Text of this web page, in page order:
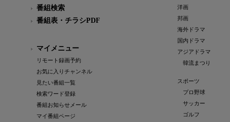
番組検索
番組表・チラシPDF
マイメニュー
リモート録画予約
お気に入りチャンネル
見たい番組一覧
検索ワード登録
番組お知らせメール
マイ番組ページ
洋画
邦画
海外ドラマ
国内ドラマ
アジアドラマ
韓流まつり
スポーツ
プロ野球
サッカー
ゴルフ